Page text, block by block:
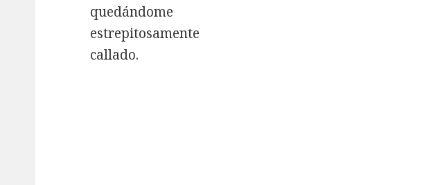
quedándome
estrepitosamente
callado.